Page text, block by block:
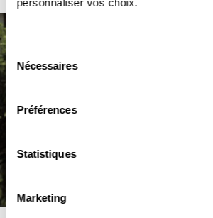
Sélection
du
consentement
Nécessaires
Préférences
Statistiques
Marketing
CONCERT | EXTRAIT
Adam Laloum